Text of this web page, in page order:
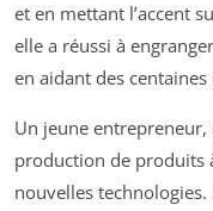
et en mettant l’accent
elle a réussi à
en aidant des
Un jeune entrepreneur,
production de produits
nouvelles technologies.